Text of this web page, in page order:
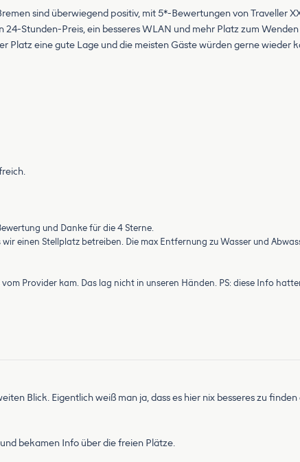
sind überwiegend positiv, mit 5*-Bewertungen von Traveller
24-Stunden-Preis, ein besseres WLAN und mehr Platz zum
Platz eine gute Lage und die meisten Gäste würden gerne wieder
und Danke für die 4 Sterne.
einen Stellplatz betreiben. Die max Entfernung zu Wasser und
Provider kam. Das lag nicht in unseren Händen. PS: diese Info
Blick. Eigentlich weiß man ja, dass es hier nix besseres zu
bekamen Info über die freien Plätze.